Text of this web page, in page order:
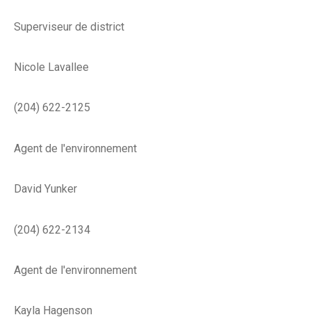
Superviseur de district
Nicole Lavallee
(204) 622-2125
Agent de l'environnement
David Yunker
(204) 622-2134
Agent de l'environnement
Kayla Hagenson